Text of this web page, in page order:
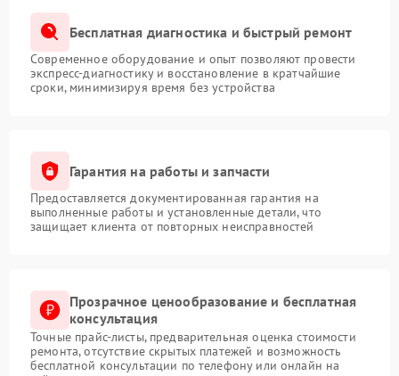
Бесплатная диагностика и быстрый ремонт
Современное оборудование и опыт позволяют провести
экспресс-диагностику и восстановление в кратчайшие
сроки, минимизируя время без устройства
Гарантия на работы и запчасти
Предоставляется документированная гарантия на
выполненные работы и установленные детали, что
защищает клиента от повторных неисправностей
Прозрачное ценообразование и бесплатная
консультация
Точные прайс-листы, предварительная оценка стоимости
ремонта, отсутствие скрытых платежей и возможность
бесплатной консультации по телефону или онлайн на